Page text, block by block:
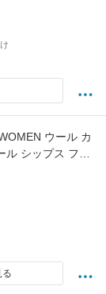
ウール カ
ル シップス ファ
ル・ネックウォ
ピンク ネイビー
る